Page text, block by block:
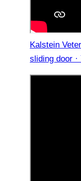
Kalstein
sliding door ·